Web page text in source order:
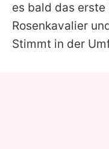
es bald das
Rosenkavalier
Stimmt in der